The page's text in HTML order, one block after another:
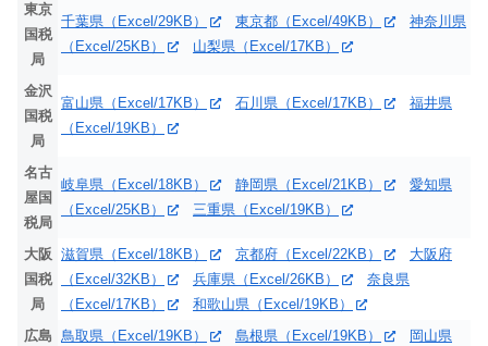
東京
国税
局
千葉県（Excel/29KB） 東京都（Excel/49KB）
神奈川県
（Excel/25KB）
山梨県（Excel/17KB）
金沢
国税
局
富山県（Excel/17KB） 石川県（Excel/17KB）
福井県
（Excel/19KB）
名古
屋国
税局
岐阜県（Excel/18KB） 静岡県（Excel/21KB）
愛知県
（Excel/25KB）
三重県（Excel/19KB）
大阪
国税
局
滋賀県（Excel/18KB） 京都府（Excel/22KB）
大阪府
（Excel/32KB）
兵庫県（Excel/26KB）
奈良県
（Excel/17KB）
和歌山県（Excel/19KB）
広島 鳥取県（Excel/19KB） 島根県（Excel/19KB）
岡山県